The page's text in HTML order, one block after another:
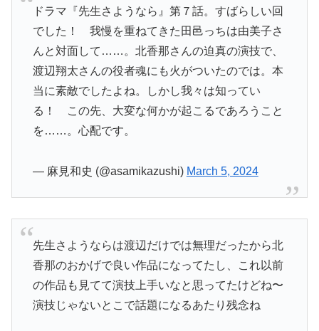
ドラマ『先生さようなら』第７話。すばらしい回
でした！ 我慢を重ねてきた田邑っちは由美子さ
んと対面して……。北香那さんの迫真の演技で、
渡辺翔太さんの役者魂にも火がついたのでは。本
当に素敵でしたよね。しかし我々は知ってい
る！ この先、大変な何かが起こるであろうこと
を……。心配です。
— 麻見和史 (@asamikazushi) March 5, 2024
先生さようならは渡辺だけでは無理だったから北
香那のおかげで良い作品になってたし、これ以前
の作品も見てて演技上手いなと思ってたけどね〜
演技じゃないとこで話題になるあたり残念ね